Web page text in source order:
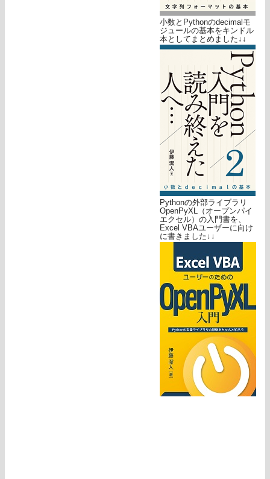
小数とPythonのdecimalモ
ジュールの基本をキンドル
本としてまとめました↓↓
Pythonの外部ライブラリ
OpenPyXL（オープンパイ
エクセル）の入門書を、
Excel VBAユーザーに向け
に書きました↓↓